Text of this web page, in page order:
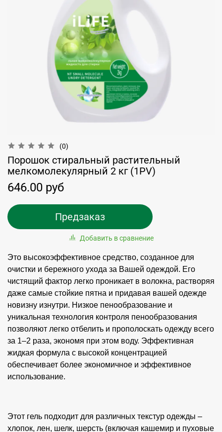
(0)
Порошок стиральный растительный
мелкомолекулярный 2 кг (1PV)
646.00 руб
Предзаказ
Добавить в сравнение
Это высокоэффективное средство, созданное для
очистки и бережного ухода за Вашей одеждой. Его
чистящий фактор легко проникает в волокна, растворяя
даже самые стойкие пятна и придавая вашей одежде
новизну изнутри. Низкое пенообразование и
уникальная технология контроля пенообразования
позволяют легко отбелить и прополоскать одежду всего
за 1–2 раза, экономя при этом воду. Эффективная
жидкая формула с высокой концентрацией
обеспечивает более экономичное и эффективное
использование.
Этот гель подходит для различных текстур одежды –
хлопок, лен, шелк, шерсть (включая кашемир и пуховые